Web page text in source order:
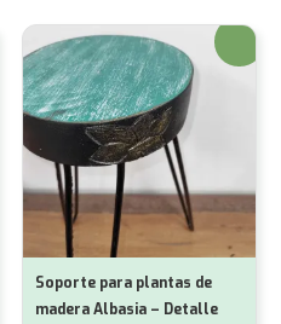
¡Oferta!
Soporte para plantas de
madera Albasia – Detalle